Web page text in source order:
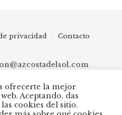
privacidad Contacto
digital de Málaga capital hasta
Benalmádena, Fuengirola,
ofrecerte la mejor
Aceptando, das
cookies del sitio.